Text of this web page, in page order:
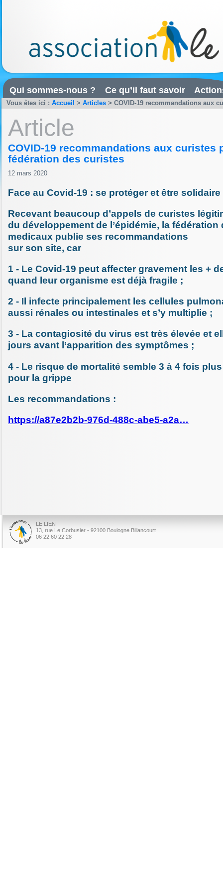
Qui sommes-nous ? Ce qu’il faut savoir
Vous êtes ici : Accueil > Articles > COVID-19 recommandations aux
Article
COVID-19 recommandations aux curistes
fédération des curistes
12 mars 2020
Face au Covid-19 : se protéger et être solidaire
Recevant beaucoup d’appels de curistes
du développement de l’épidémie, la
medicaux publie ses recommandations
sur son site, car
1 - Le Covid-19 peut affecter gravement les +
quand leur organisme est déjà fragile ;
2 - Il infecte principalement les cellules
aussi rénales ou intestinales et s’y multiplie ;
3 - La contagiosité du virus est très élevée et
jours avant l’apparition des symptômes ;
4 - Le risque de mortalité semble 3 à 4 fois
pour la grippe
Les recommandations :
https://a87e2b2b-976d-488c-abe5-a2a…
LE LIEN
13, rue Le Corbusier - 92100 Boulogne Billancourt
06 22 60 22 28